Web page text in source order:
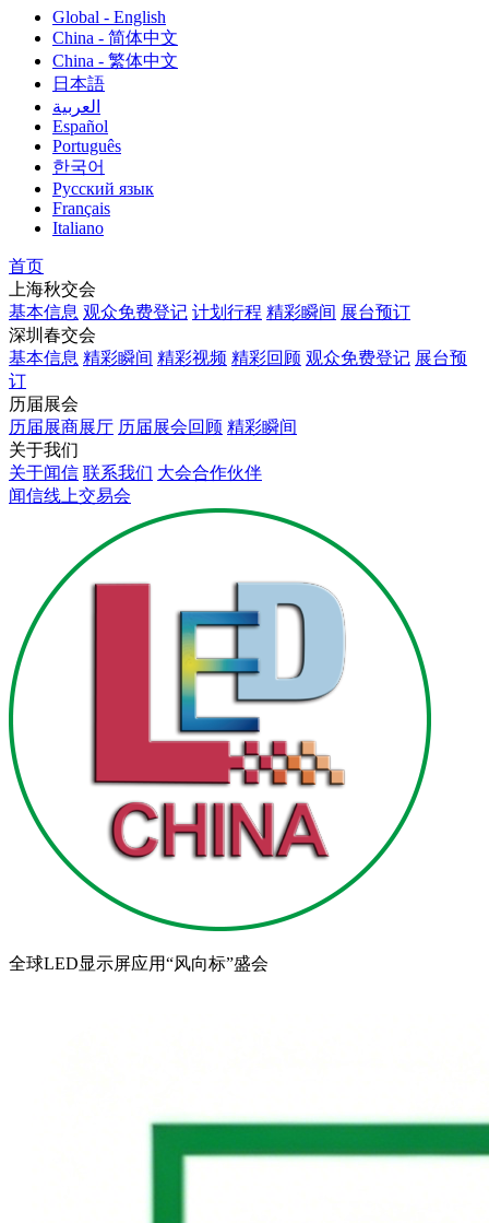
Global - English
China - 简体中文
China - 繁体中文
日本語
العربية
Español
Português
한국어
Русский язык
Français
Italiano
首页
上海秋交会
基本信息 观众免费登记 计划行程 精彩瞬间 展台预订
深圳春交会
基本信息 精彩瞬间 精彩视频 精彩回顾 观众免费登记 展台预
订
历届展会
历届展商展厅 历届展会回顾 精彩瞬间
关于我们
关于闻信 联系我们 大会合作伙伴
闻信线上交易会
全球LED显示屏应用“风向标”盛会